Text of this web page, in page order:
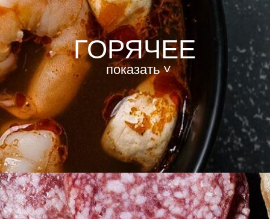
ГОРЯЧЕЕ
показать ˅